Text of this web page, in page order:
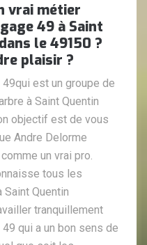
vrai métier
49 à Saint
le 49150 ?
plaisir ?
est un groupe de
à Saint Quentin
objectif est de vous
Andre Delorme
un vrai pro.
tous les
Quentin
tranquillement
qui a un bon sens de